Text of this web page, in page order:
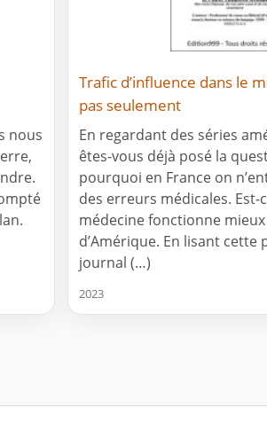
nous
Trafic d’influence dans le
pas seulement
En regardant des séries
êtes-vous déjà posé la
pourquoi en France on
des erreurs médicales. Est-
médecine fonctionne
d’Amérique. En lisant cette
journal (…)
2023